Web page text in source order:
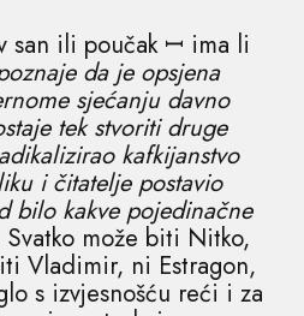
san ili poučak ꟷ ima li
da je opsjena
sjećanju davno
tek stvoriti druge
kafkijanstvo
i čitatelje postavio
bilo kakve pojedinačne
Svatko može biti Nitko,
Vladimir, ni Estragon,
s izvjesnošću reći i za